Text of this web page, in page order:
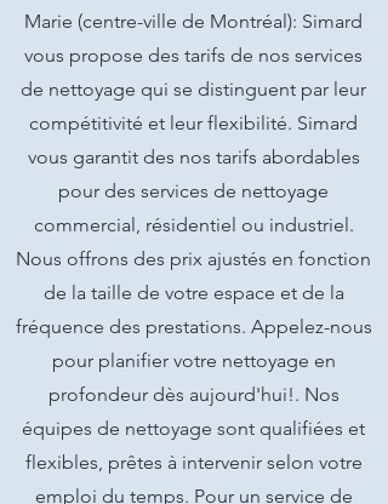
Marie (centre-ville de Montréal): Simard
vous propose des tarifs de nos services
de nettoyage qui se distinguent par leur
compétitivité et leur flexibilité. Simard
vous garantit des nos tarifs abordables
pour des services de nettoyage
commercial, résidentiel ou industriel.
Nous offrons des prix ajustés en fonction
de la taille de votre espace et de la
fréquence des prestations. Appelez-nous
pour planifier votre nettoyage en
profondeur dès aujourd'hui!. Nos
équipes de nettoyage sont qualifiées et
flexibles, prêtes à intervenir selon votre
emploi du temps. Pour un service de